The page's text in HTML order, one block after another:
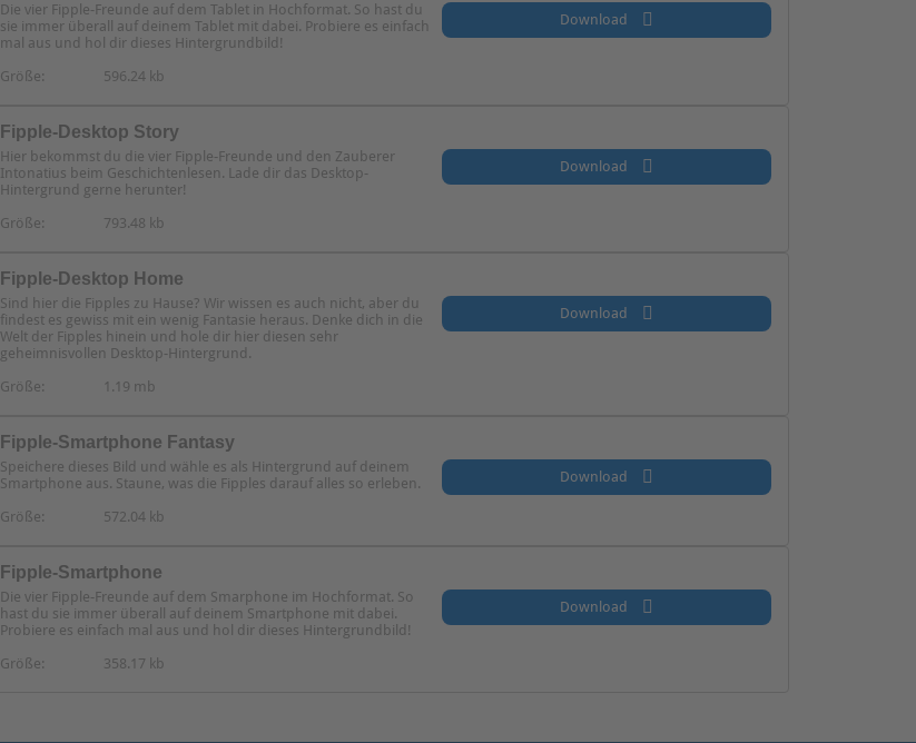
Die vier Fipple-Freunde auf dem Tablet in Hochformat. So hast du
sie immer überall auf deinem Tablet mit dabei. Probiere es einfach
mal aus und hol dir dieses Hintergrundbild!
Größe:
596.24 kb
Download
Fipple-Desktop Story
Hier bekommst du die vier Fipple-Freunde und den Zauberer
Intonatius beim Geschichtenlesen. Lade dir das Desktop-
Hintergrund gerne herunter!
Größe:
793.48 kb
Download
Fipple-Desktop Home
Sind hier die Fipples zu Hause? Wir wissen es auch nicht, aber du
findest es gewiss mit ein wenig Fantasie heraus. Denke dich in die
Welt der Fipples hinein und hole dir hier diesen sehr
geheimnisvollen Desktop-Hintergrund.
Größe:
1.19 mb
Download
Fipple-Smartphone Fantasy
Speichere dieses Bild und wähle es als Hintergrund auf deinem
Smartphone aus. Staune, was die Fipples darauf alles so erleben.
Größe:
572.04 kb
Download
Fipple-Smartphone
Die vier Fipple-Freunde auf dem Smarphone im Hochformat. So
hast du sie immer überall auf deinem Smartphone mit dabei.
Probiere es einfach mal aus und hol dir dieses Hintergrundbild!
Größe:
358.17 kb
Download